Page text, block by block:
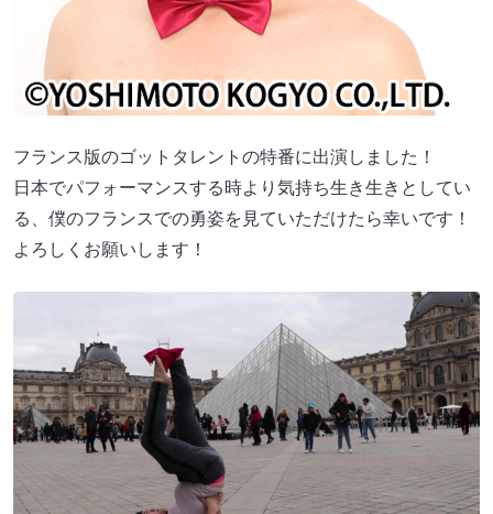
フランス版のゴットタレントの特番に出演しました！
日本でパフォーマンスする時より気持ち生き生きとしてい
る、僕のフランスでの勇姿を見ていただけたら幸いです！
よろしくお願いします！